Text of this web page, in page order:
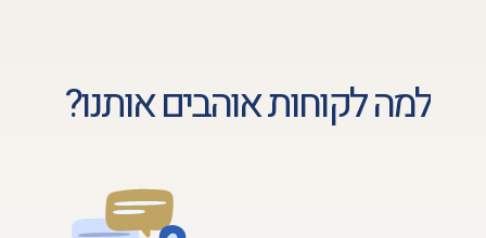
למה לקוחות אוהבים אותנו?